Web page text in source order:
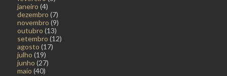
janeiro (4)
dezembro (7)
novembro (9)
outubro (13)
setembro (12)
agosto (17)
julho (19)
junho (27)
maio (40)